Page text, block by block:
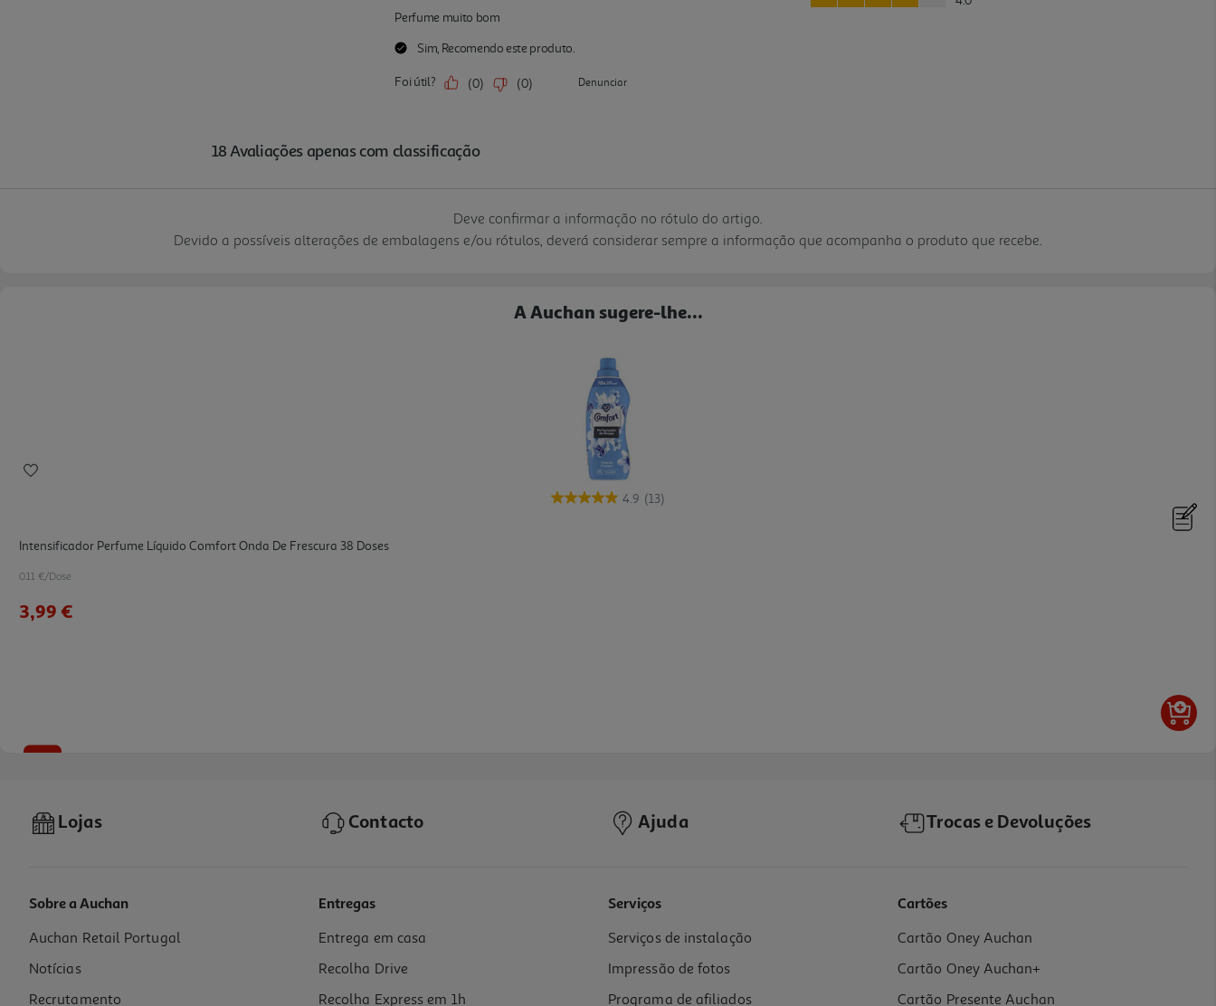
Deve confirmar a informação no rótulo do artigo.
Devido a possíveis alterações de embalagens e/ou rótulos, deverá considerar sempre a informação que acompanha o produto que recebe.
A Auchan sugere-lhe...
4.9 (13)
Intensificador Perfume Líquido Comfort Onda De Frescura 38 Doses
0.11 €/Dose
3,99 €
Intensificador Perfume Líquido Quanto Rosa 36doses
0.1 €/Dose
Lojas Contacto Ajuda Trocas e Devoluções
Sobre a Auchan
Auchan Retail Portugal
Notícias
Recrutamento
Entregas
Entrega em casa
Recolha Drive
Recolha Express em 1h
Serviços
Serviços de instalação
Impressão de fotos
Programa de afiliados
Cartões
Cartão Oney Auchan
Cartão Oney Auchan+
Cartão Presente Auchan